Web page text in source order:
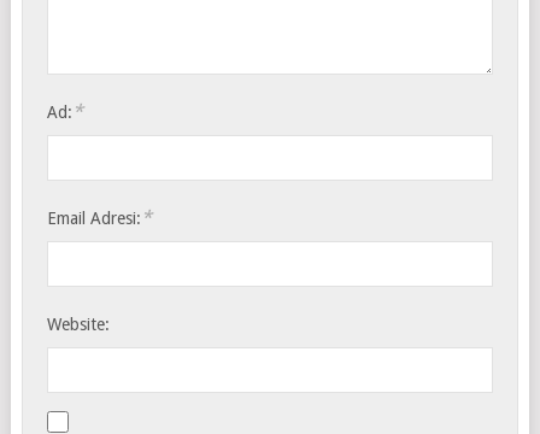
Ad: *
Email Adresi: *
Website: